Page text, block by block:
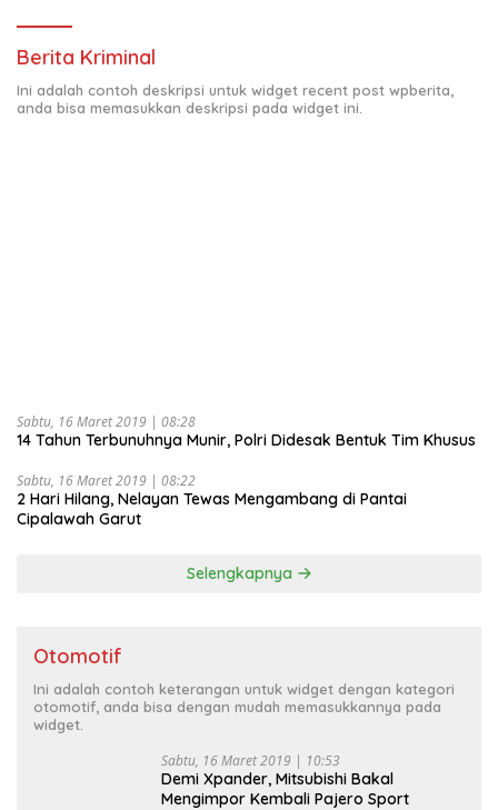
Berita Kriminal
Ini adalah contoh deskripsi untuk widget recent post wpberita,
anda bisa memasukkan deskripsi pada widget ini.
Sabtu, 16 Maret 2019 | 08:28
14 Tahun Terbunuhnya Munir, Polri Didesak Bentuk Tim Khusus
Sabtu, 16 Maret 2019 | 08:22
2 Hari Hilang, Nelayan Tewas Mengambang di Pantai
Cipalawah Garut
Selengkapnya
Otomotif
Ini adalah contoh keterangan untuk widget dengan kategori
otomotif, anda bisa dengan mudah memasukkannya pada
widget.
Sabtu, 16 Maret 2019 | 10:53
Demi Xpander, Mitsubishi Bakal
Mengimpor Kembali Pajero Sport